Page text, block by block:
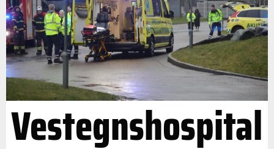
Vestegnshospital